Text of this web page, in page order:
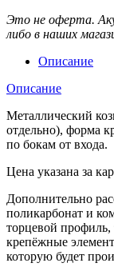
Это не оферта.
либо в наших
Описание
Описание
Металлический
отдельно), форма
по бокам от входа.
Цена указана за
Дополнительно
поликарбонат и
торцевой
крепёжные
которую будет